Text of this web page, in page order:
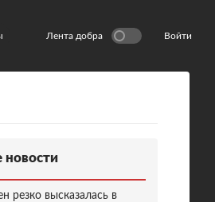
Лента добра Войти
новости
резко высказалась в